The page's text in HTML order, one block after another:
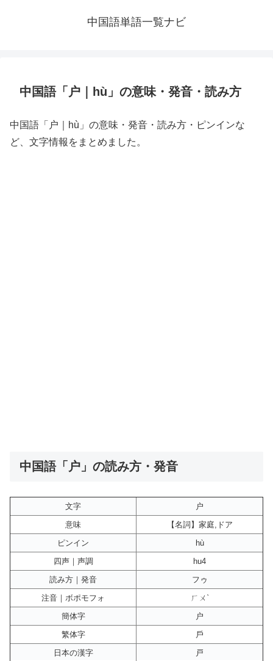
中国語単語一覧ナビ
中国語「户｜hù」の意味・発音・読み方
中国語「户｜hù」の意味・発音・読み方・ピンインな
ど、文字情報をまとめました。
中国語「户」の読み方・発音
文字
户
意味
【名詞】家庭,ドア
ピンイン
hù
四声｜声調
hu4
読み方｜発音
フゥ
注音｜ボポモフォ
ㄏㄨˋ
簡体字
户
繁体字
戶
日本の漢字
戸